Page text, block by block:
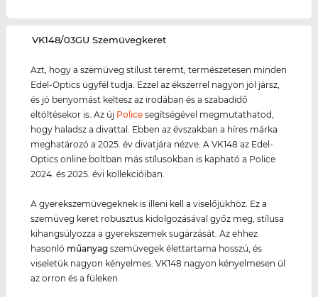
‌VK148/03GU Szemüvegkeret
Azt, hogy a szemüveg stílust teremt, természetesen minden
Edel-Optics ügyfél tudja. Ezzel az ékszerrel nagyon jól jársz,
és jó benyomást keltesz az irodában és a szabadidő
eltöltésekor is. Az új Police segítségével megmutathatod,
hogy haladsz a divattal. Ebben az évszakban a híres márka
meghatározó a 2025. év divatjára nézve. A VK148 az Edel-
Optics online boltban más stílusokban is kapható a Police
2024. és 2025. évi kollekcióiban.
A gyerekszemüvegeknek is illeni kell a viselőjükhöz. Ez a
szemüveg keret robusztus kidolgozásával győz meg, stílusa
kihangsúlyozza a gyerekszemek sugárzását. Az ehhez
hasonló műanyag szemüvegek élettartama hosszú, és
viseletük nagyon kényelmes. VK148 nagyon kényelmesen ül
az orron és a füleken.